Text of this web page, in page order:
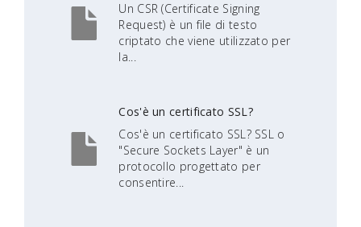
Un CSR (Certificate Signing
Request) è un file di testo
criptato che viene utilizzato per
la...
Cos'è un certificato SSL?
Cos'è un certificato SSL? SSL o
"Secure Sockets Layer" è un
protocollo progettato per
consentire...